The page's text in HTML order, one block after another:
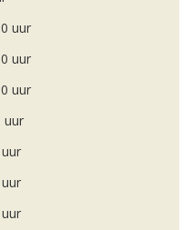
uur
uur
uur
uur